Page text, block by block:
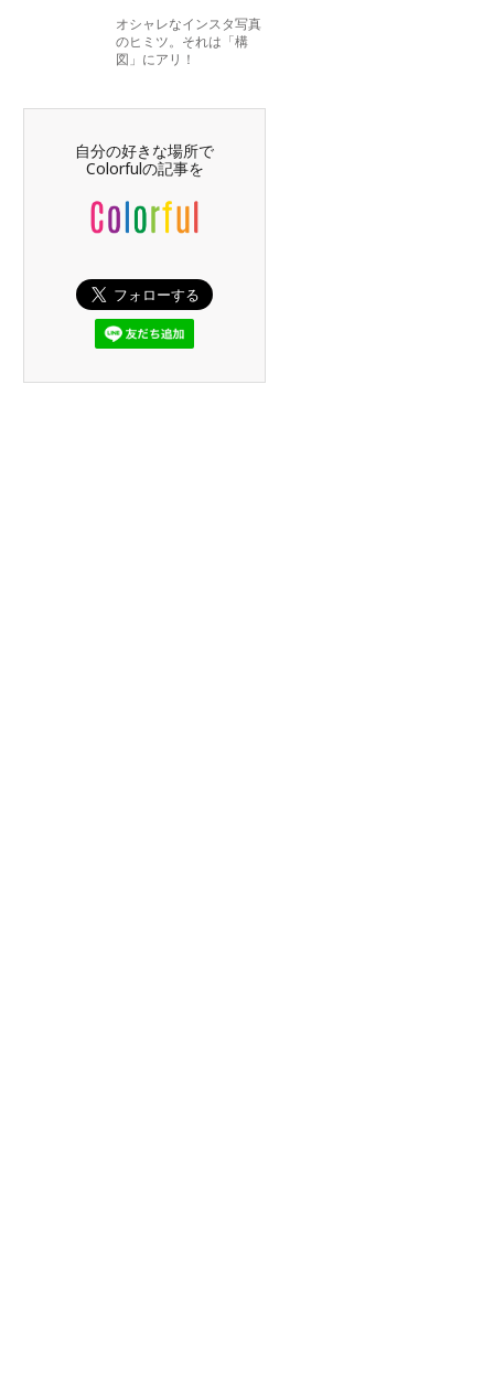
オシャレなインスタ写真
のヒミツ。それは「構
図」にアリ！
自分の好きな場所で
Colorfulの記事を